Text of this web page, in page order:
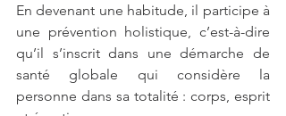
En devenant une habitude, il participe à
une prévention holistique, c’est-à-dire
qu’il s’inscrit dans une démarche de
santé globale qui considère la
personne dans sa totalité : corps, esprit